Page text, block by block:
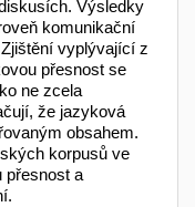
Výsledky
komunikační
vyplývající z
přesnost se
ne zcela
že jazyková
obsahem.
korpusů ve
přesnost a